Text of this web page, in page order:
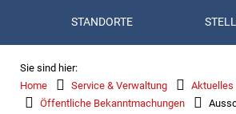
STANDORTE
Sie sind hier:
Home
Service & Verwaltung
Aktuelles
Öffentliche Bekanntmachungen